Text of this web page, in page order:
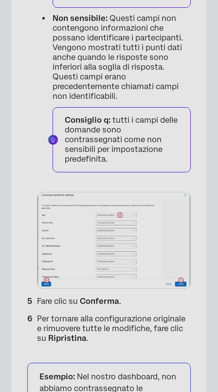
Non sensibile: Questi campi non
contengono informazioni che
possano identificare i partecipanti.
Vengono mostrati tutti i punti dati
anche quando le risposte sono
inferiori alla soglia di risposta.
Questi campi erano
precedentemente chiamati campi
non identificabili.
Consiglio q: tutti i campi delle
domande sono
contrassegnati come non
sensibili per impostazione
predefinita.
Fare clic su Conferma.
Per tornare alla configurazione originale
e rimuovere tutte le modifiche, fare clic
su Ripristina.
Esempio: Nel nostro dashboard, non
abbiamo contrassegnato le